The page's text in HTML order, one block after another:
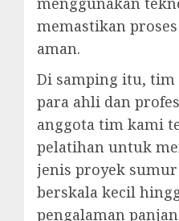
memastikan
aman.
Di samping itu,
para ahli dan
anggota tim kami
pelatihan untuk
jenis proyek
berskala kecil
pengalaman